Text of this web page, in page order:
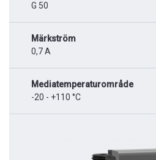
G 50
Märkström
0,7 A
Mediatemperaturområde
-20 - +110 °C